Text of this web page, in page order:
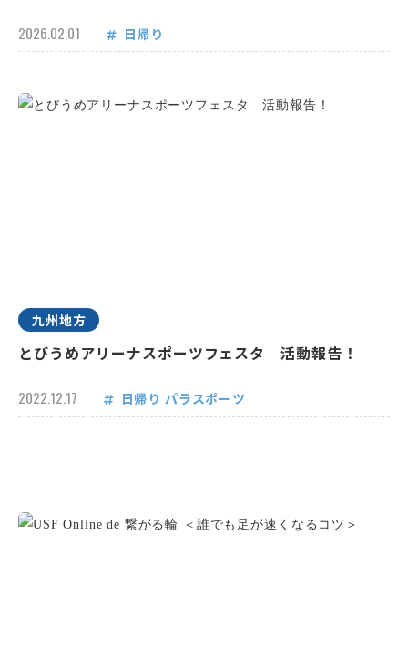
2026.02.01 日帰り
九州地方
とびうめアリーナスポーツフェスタ 活動報告！
2022.12.17 日帰り パラスポーツ